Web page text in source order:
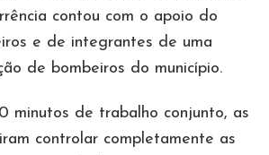
contou com o apoio do
e de integrantes de uma
de bombeiros do município.
minutos de trabalho conjunto, as
controlar completamente as